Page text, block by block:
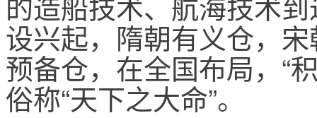
设兴起，隋朝有义仓，
预备仓，在全国布局，“
俗称“天下之大命”。